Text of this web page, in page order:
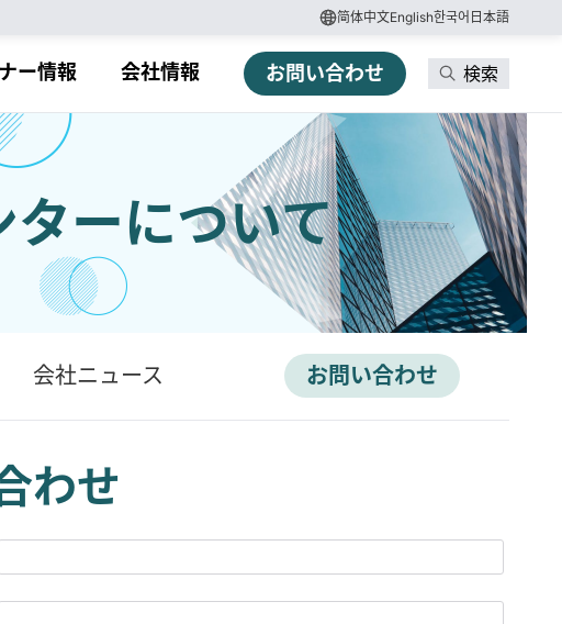
简体中文English한국어 日本語
ー情報 会社情報 お問い合わせ 検索
ーについて
会社ニュース お問い合わせ
わせ